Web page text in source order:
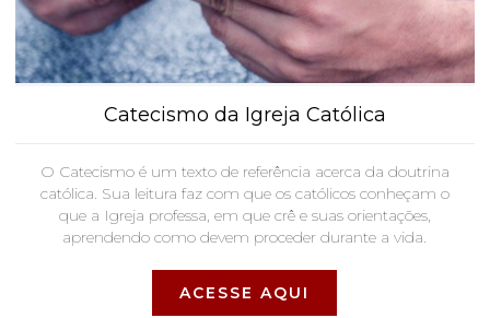
Catecismo da Igreja Católica
O Catecismo é um texto de referência acerca da doutrina
católica. Sua leitura faz com que os católicos conheçam o
que a Igreja professa, em que crê e suas orientações,
aprendendo como devem proceder durante a vida.
ACESSE AQUI